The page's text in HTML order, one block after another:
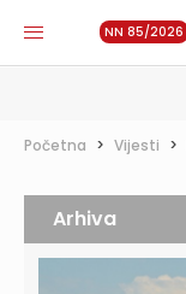
NN 85/2026
Početna > Vijesti >
Arhiva